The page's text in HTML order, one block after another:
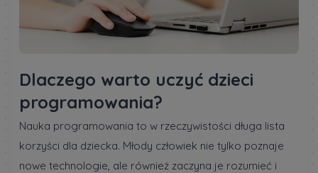
Dlaczego warto uczyć dzieci
programowania?
Nauka programowania to w rzeczywistości długa lista
korzyści dla dziecka. Młody człowiek nie tylko poznaje
nowe technologie, ale również zaczyna je rozumieć i